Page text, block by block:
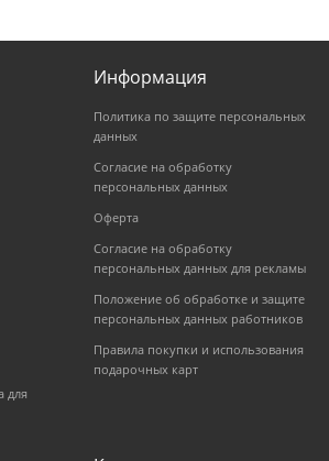
для
Информация
Политика по защите персональных
данных
Согласие на обработку
персональных данных
Оферта
Согласие на обработку
персональных данных для рекламы
Положение об обработке и защите
персональных данных работников
Правила покупки и использования
подарочных карт